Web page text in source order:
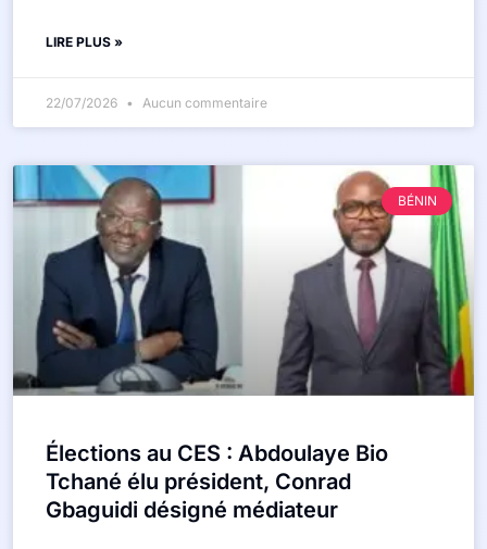
LIRE PLUS »
22/07/2026 Aucun commentaire
BÉNIN
Élections au CES : Abdoulaye Bio
Tchané élu président, Conrad
Gbaguidi désigné médiateur